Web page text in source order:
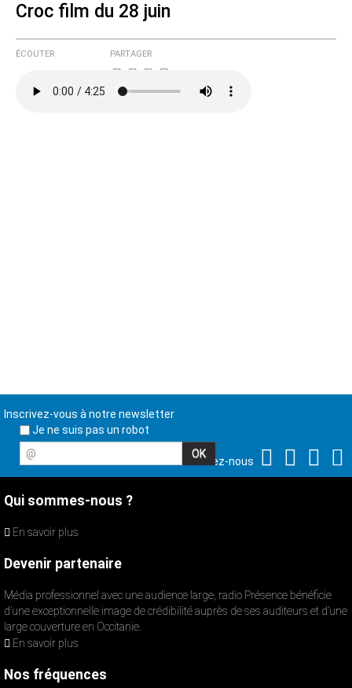
Croc film du 28 juin
ÉCOUTER PARTAGER
Inscrivez-vous à notre newsletter
Je ne suis pas un robot
@
Suivez-nous
Qui sommes-nous ?
En savoir plus
Devenir partenaire
Média professionnel avec une audience large, radio Présence bénéficie
d’une exceptionnelle image de crédibilité auprès de ses auditeurs et d’une
large couverture en Occitanie.
En savoir plus
Nos fréquences